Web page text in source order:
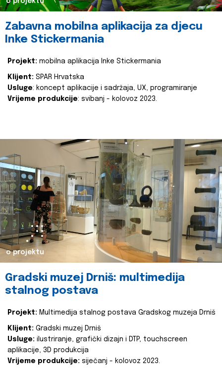
Zabavna mobilna aplikacija za djecu
Inke Stickermania
Projekt: mobilna aplikacija Inke Stickermania
Klijent: SPAR Hrvatska
Usluge: koncept aplikacije i sadržaja, UX, programiranje
Vrijeme produkcije: svibanj - kolovoz 2023.
o projektu
Gradski muzej Drniš: multimedija
stalnog postava
Projekt: Multimedija stalnog postava Gradskog muzeja Drniš
Klijent: Gradski muzej Drniš
Usluge: ilustriranje, grafički dizajn i DTP, touchscreen
aplikacije, 3D produkcija
Vrijeme produkcije: siječanj - kolovoz 2023.